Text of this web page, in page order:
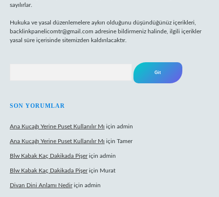
sayılırlar.
Hukuka ve yasal düzenlemelere aykırı olduğunu düşündüğünüz içerikleri,
backlinkpanelicomtr@gmail.com adresine bildirmeniz halinde, ilgili içerikler
yasal süre içerisinde sitemizden kaldırılacaktır.
SON YORUMLAR
Ana Kucağı Yerine Puset Kullanılır Mı için admin
Ana Kucağı Yerine Puset Kullanılır Mı için Tamer
Blw Kabak Kaç Dakikada Pişeriçin admin
Blw Kabak Kaç Dakikada Pişeriçin Murat
Divan Dini Anlamı Nediriçin admin